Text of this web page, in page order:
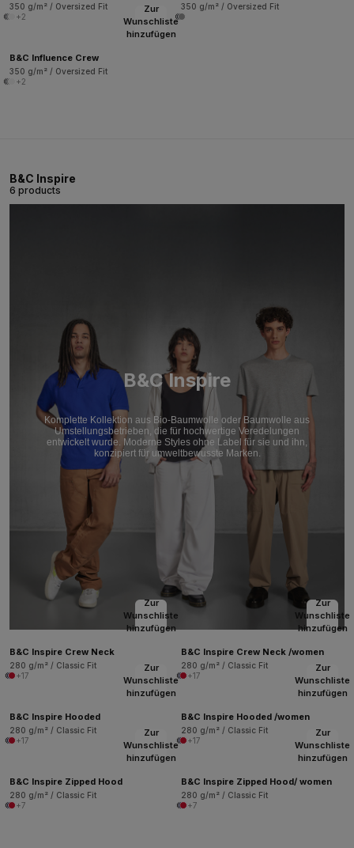
350 g/m² / Oversized Fit
+2
350 g/m² / Oversized Fit
Zur
Wunschliste
hinzufügen
B&C Influence Crew
350 g/m² / Oversized Fit
+2
B&C Inspire
6 products
B&C Inspire
Komplette Kollektion aus Bio-Baumwolle oder Baumwolle aus
Umstellungsbetrieben, die für hochwertige Veredelungen
entwickelt wurde. Moderne Styles ohne Label für sie und ihn,
konzipiert für umweltbewusste Marken.
Zur
Wunschliste
hinzufügen
B&C Inspire Crew Neck
280 g/m² / Classic Fit
+17
Zur
Wunschliste
hinzufügen
B&C Inspire Crew Neck /women
280 g/m² / Classic Fit
+17
Zur
Wunschliste
hinzufügen
B&C Inspire Hooded
280 g/m² / Classic Fit
+17
Zur
Wunschliste
hinzufügen
B&C Inspire Hooded /women
280 g/m² / Classic Fit
+17
Zur
Wunschliste
hinzufügen
B&C Inspire Zipped Hood
280 g/m² / Classic Fit
+7
Zur
Wunschliste
hinzufügen
B&C Inspire Zipped Hood/ women
280 g/m² / Classic Fit
+7